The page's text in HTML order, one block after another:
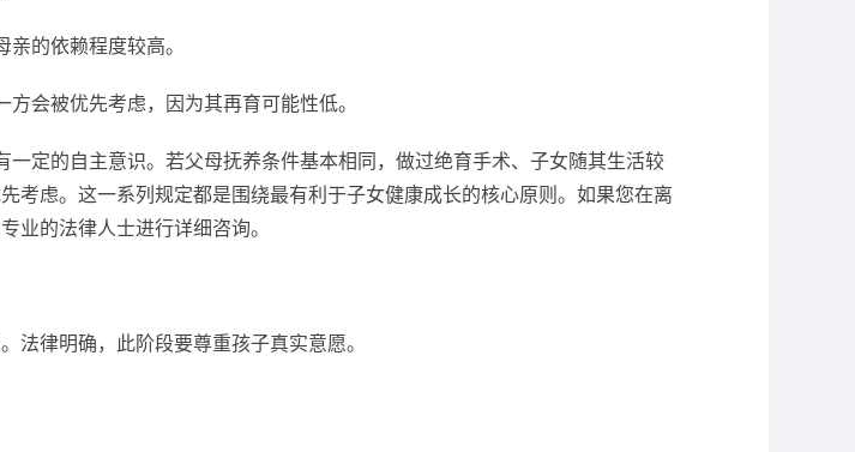
的依赖程度较高。
会被优先考虑，因为其再育可能性低。
定的自主意识。若父母抚养条件基本相同，做过绝育手术、子女随其生活较
考虑。这一系列规定都是围绕最有利于子女健康成长的核心原则。如果您在离
业的法律人士进行详细咨询。
法律明确，此阶段要尊重孩子真实意愿。